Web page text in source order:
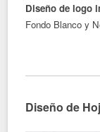
Diseño de logo
Fondo Blanco y
Diseño de